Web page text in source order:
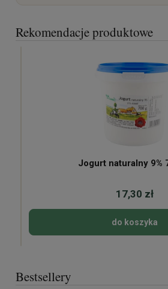
Rekomendacje produktowe
Jogurt naturalny 9%
17,30 zł
do koszyka
Bestsellery